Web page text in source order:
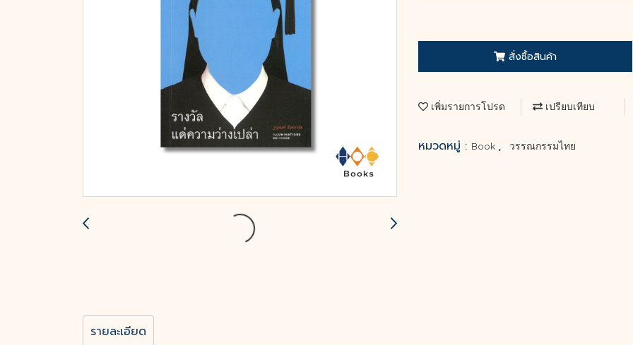
สั่งซื้อสินค้า
เพิ่มรายการโปรด เปรียบเทียบ
หมวดหมู่ : Book , วรรณกรรมไทย
รายละเอียด